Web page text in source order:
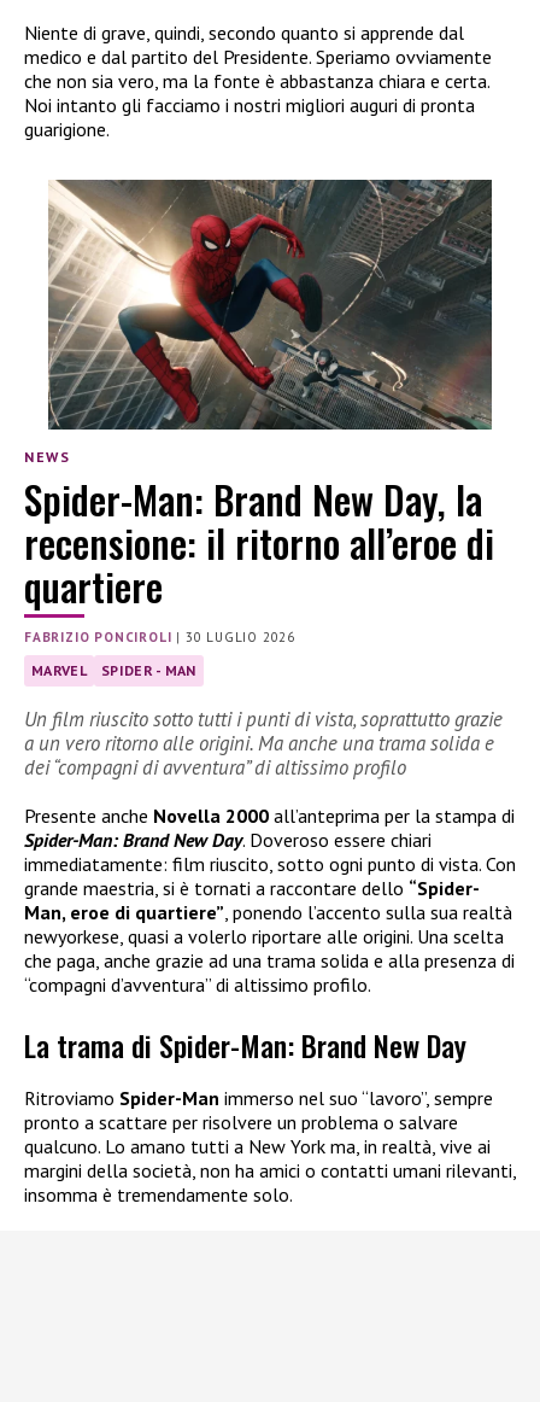
Niente di grave, quindi, secondo quanto si apprende dal
medico e dal partito del Presidente. Speriamo ovviamente
che non sia vero, ma la fonte è abbastanza chiara e certa.
Noi intanto gli facciamo i nostri migliori auguri di pronta
guarigione.
NEWS
Spider-Man: Brand New Day, la
recensione: il ritorno all’eroe di
quartiere
FABRIZIO PONCIROLI | 30 LUGLIO 2026
MARVEL SPIDER - MAN
Un film riuscito sotto tutti i punti di vista, soprattutto grazie
a un vero ritorno alle origini. Ma anche una trama solida e
dei “compagni di avventura” di altissimo profilo
Presente anche Novella 2000 all’anteprima per la stampa di
Spider-Man: Brand New Day. Doveroso essere chiari
immediatamente: film riuscito, sotto ogni punto di vista. Con
grande maestria, si è tornati a raccontare dello “Spider-
Man, eroe di quartiere” , ponendo l’accento sulla sua realtà
newyorkese, quasi a volerlo riportare alle origini. Una scelta
che paga, anche grazie ad una trama solida e alla presenza di
“compagni d’avventura” di altissimo profilo.
La trama di Spider-Man: Brand New Day
Ritroviamo Spider-Man immerso nel suo “lavoro”, sempre
pronto a scattare per risolvere un problema o salvare
qualcuno. Lo amano tutti a New York ma, in realtà, vive ai
margini della società, non ha amici o contatti umani rilevanti,
insomma è tremendamente solo.